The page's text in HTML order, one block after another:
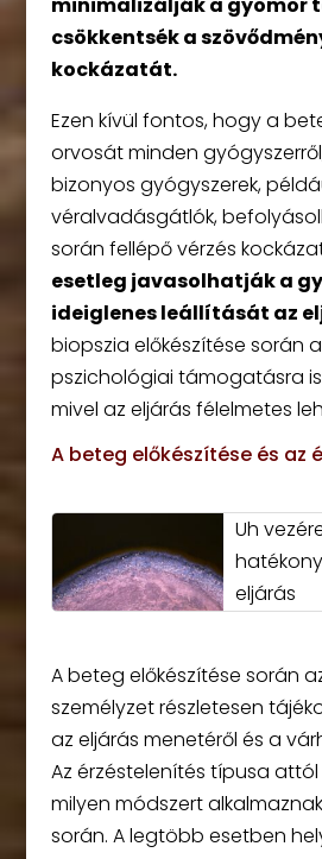
minimalizálják a gyomor
csökkentsék a
kockázatát.
Ezen kívül fontos, hogy a
orvosát minden
bizonyos gyógyszerek,
véralvadásgátlók,
során fellépő vérzés
esetleg javasolhatják a
ideiglenes leállítását az
biopszia előkészítése során
pszichológiai támogatásra is
mivel az eljárás félelmetes
A beteg előkészítése és az
Uh
eljárás
A beteg előkészítése során
személyzet részletesen
az eljárás menetéről és a
Az érzéstelenítés típusa
milyen módszert
során. A legtöbb esetben